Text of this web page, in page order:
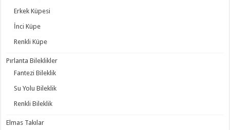
Erkek Küpesi
İnci Küpe
Renkli Küpe
Pırlanta Bileklikler
Fantezi Bileklik
Su Yolu Bileklik
Renkli Bileklik
Elmas Takılar